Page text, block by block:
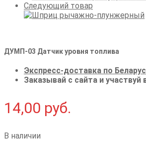
Следующий товар
ДУМП-03 Датчик уровня топлива
Экспресс-доставка по
Заказывай с сайта и
14,00 руб.
В наличии